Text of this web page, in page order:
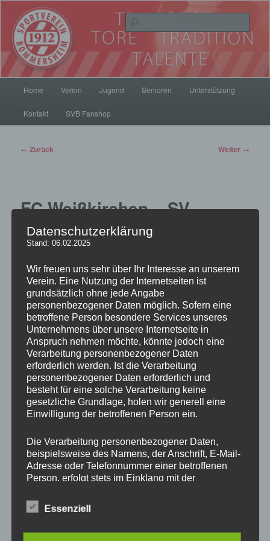
Inhalt
wechseln
SV Bommersheim 1912
Home Verein Jugend Senioren Unterstützung
Kontakt SVB Fanshop
Beitrags-
← Zurück Weiter →
FC Weißkirchen – SV
Bommersheim 2-5
Zum ersten Auswärtserfolg der Saison (nach 4 Spielen ohne
Punktgewinn) kam der SV Bommersheim am 6.Spieltag im Derby
in Weißkirchen.
Durch clever herausgespielte Konter bzw.Kombinationen stand
es zur Halbzeit bereits 3-0 für die Gäste.
Im zweiten Spielabschnitt verstärkte Weißkirchen die Offensive
und kam durch eine Doppelschlag in der 59.und 62.Min bis auf 3-
2 heran.
In die Weißkirchener Druckphase fiel das wichtige 4-2 durch
Dennis Groß nach schöner Vorarbeit von Sebastian Kenstler.
Den Schlusspunkt setzte der eingewechselte Stephan Onegin in
der 83.Minute.
Kommentar SVB-Coach Ohl: „Dieser wichtige Sieg sollte uns
Die Torfolge:
Datenschutzerklärung
Stand: 06.02.2025
Wir freuen uns sehr über Ihr Interesse an unserem
Verein. Eine Nutzung der Internetseiten ist
grundsätzlich ohne jede Angabe
personenbezogener Daten möglich. Sofern eine
betroffene Person besondere Services unseres
Unternehmens über unsere Internetseite in
Anspruch nehmen möchte, könnte jedoch eine
Verarbeitung personenbezogener Daten
erforderlich werden. Ist die Verarbeitung
personenbezogener Daten erforderlich und
besteht für eine solche Verarbeitung keine
gesetzliche Grundlage, holen wir generell eine
Einwilligung der betroffenen Person ein.
Die Verarbeitung personenbezogener Daten,
beispielsweise des Namens, der Anschrift, E-Mail-
Adresse oder Telefonnummer einer betroffenen
Person, erfolgt stets im Einklang mit der
Übereinstimmung mit den für uns geltenden
landesspezifischen Datenschutzbestimmungen.
Essenziell